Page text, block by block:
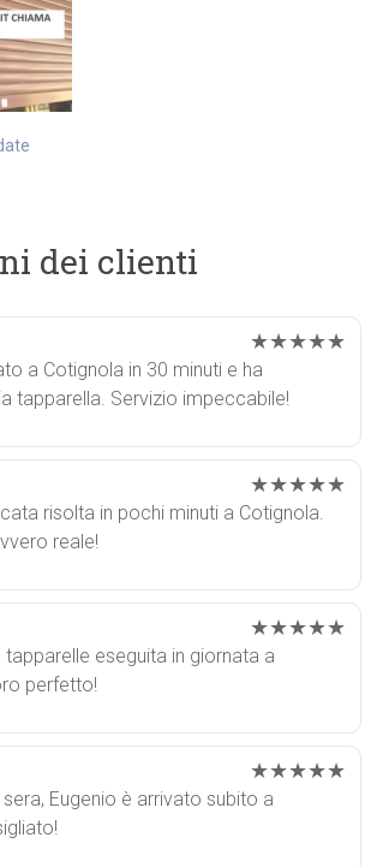
dei clienti
★★★★★
a Cotignola in 30 minuti e ha
tapparella. Servizio impeccabile!
★★★★★
risolta in pochi minuti a Cotignola.
reale!
★★★★★
eseguita in giornata a
perfetto!
★★★★★
Eugenio è arrivato subito a